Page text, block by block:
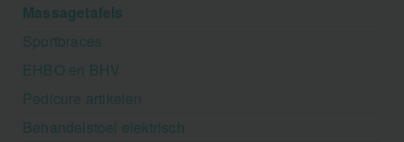
Massagetafels
Sportbraces
EHBO en BHV
Pedicure artikelen
Behandelstoel elektrisch